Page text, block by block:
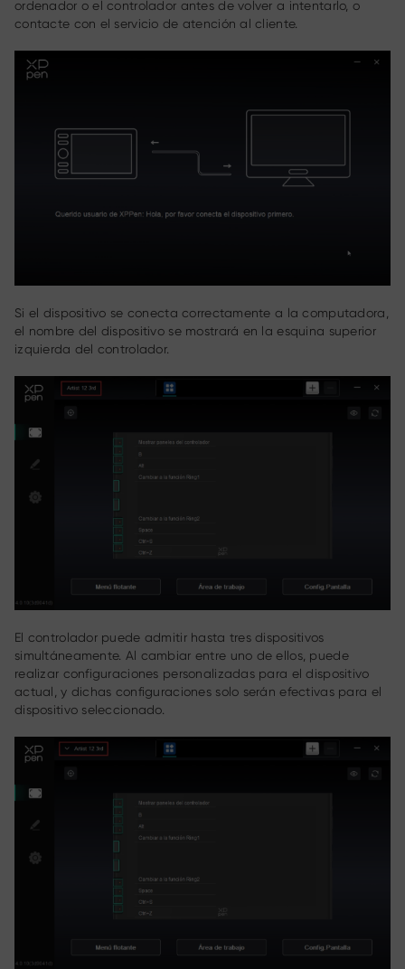
ordenador o el controlador antes de volver a intentarlo, o
contacte con el servicio de atención al cliente.
Si el dispositivo se conecta correctamente a la computadora,
el nombre del dispositivo se mostrará en la esquina superior
izquierda del controlador.
El controlador puede admitir hasta tres dispositivos
simultáneamente. Al cambiar entre uno de ellos, puede
realizar configuraciones personalizadas para el dispositivo
actual, y dichas configuraciones solo serán efectivas para el
dispositivo seleccionado.